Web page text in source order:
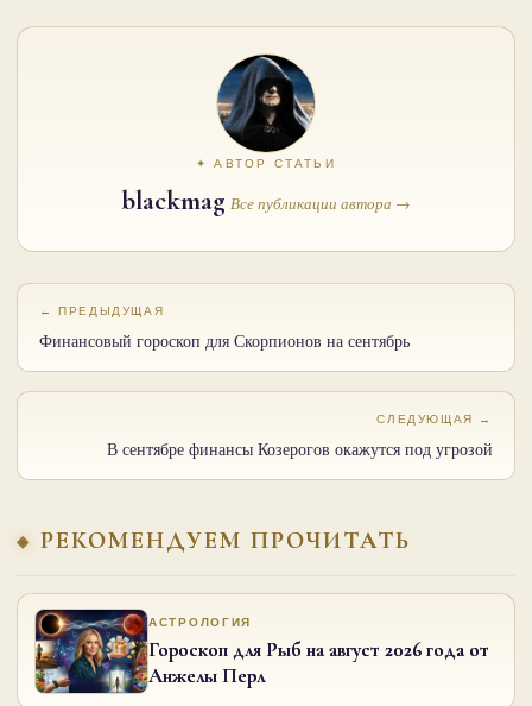
✦ АВТОР СТАТЬИ
blackmag Все публикации автора →
← ПРЕДЫДУЩАЯ
Финансовый гороскоп для Скорпионов на сентябрь
СЛЕДУЮЩАЯ →
В сентябре финансы Козерогов окажутся под угрозой
РЕКОМЕНДУЕМ ПРОЧИТАТЬ
АСТРОЛОГИЯ
Гороскоп для Рыб на август 2026 года от
Анжелы Перл